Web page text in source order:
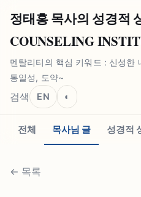
정태홍 목사의 성경적
COUNSELING
멘탈리티의 핵심 키워드 : 신성한
통일성, 도약~
검색 EN ◐
전체 목사님 글 성경적
← 목록